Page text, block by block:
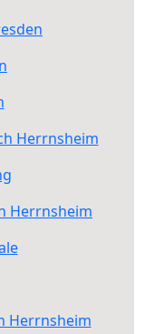
Herrnsheim
Herrnsheim
Herrnsheim